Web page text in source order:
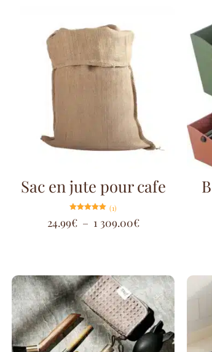
Sac en jute pour cafe
5.00
(1)
24.99€ – 1 309.00€